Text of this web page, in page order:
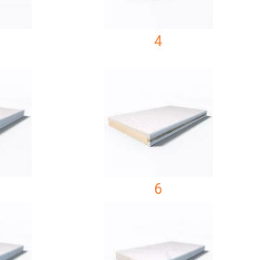
4
6